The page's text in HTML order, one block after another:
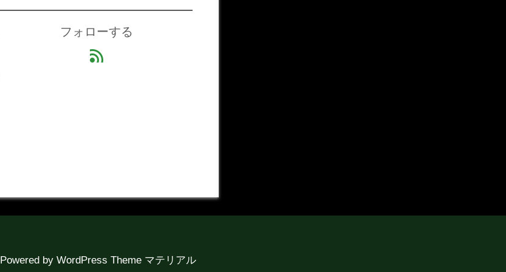
フォローする
feed
Powered by WordPress Theme マテリアル